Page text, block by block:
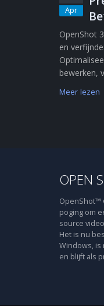
Apr
OpenShot
en
bewerken,
Meer lezen
OPEN
OpenShot™
poging om
source
Het is nu
Windows, is
en blijft als